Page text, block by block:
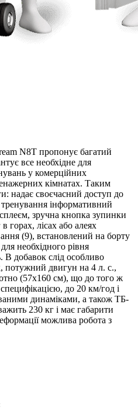
N8T пропонує багатий
все необхідне для
у комерційних
кімнатах. Таким
надає своєчасний доступ до
інформативний
зручна кнопка зупинки
горах, лісах або алеях
(9), встановлений на борту
необхідного рівня
В добавок слід особливо
потужний двигун на 4 л. с.,
(57х160 см), що до того ж
до 20 км/год і
динаміками, а також ТБ-
230 кг і має габарити
можлива робота з